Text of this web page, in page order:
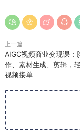
上一篇
AIGC视频商业变现课：
作、素材生成、剪辑，
视频接单